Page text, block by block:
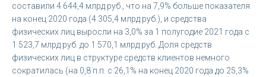
составили 4 644,4 млрд руб., что на 7,9% больше показателя
на конец 2020 года (4 305,4 млрд руб.), и средства
физических лиц выросли на 3,0% за 1 полугодие 2021 года с
1 523,7 млрд руб. до 1 570,1 млрд руб. Доля средств
физических лиц в структуре средств клиентов немного
сократилась (на 0,8 п.п. с 26,1% на конец 2020 года до 25,3%